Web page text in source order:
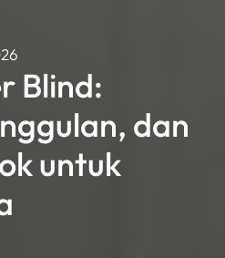
Blind:
dan
untuk